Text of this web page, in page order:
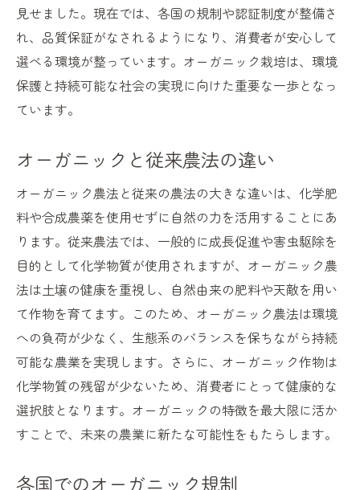
二酸化炭素排出削減効果
農薬による土壌汚染の防止
エネルギー効率の向上
リサイクルと廃棄物の削減
オーガニック栽培の効果を実感する時代へ
健康志向の高まりとオーガニックの需要
高品質へのこだわりと消費者の声
オーガニック食品の市場動向
生活の中でオーガニックを取り入れる方法
農家と消費者の新しい関係
オーガニックの未来を支えるテクノロジー
オーガニックが広げる地球に優しい農業の未来
持続可能な農業と地球環境の保護
国際的なオーガニック運動の広がり
オーガニック教育と次世代への伝承
地域経済とオーガニックの共生
未来の農地とオーガニックの役割
見せました。現在では、各国の規制や認証制度が整備さ
れ、品質保証がなされるようになり、消費者が安心して
選べる環境が整っています。オーガニック栽培は、環境
保護と持続可能な社会の実現に向けた重要な一歩となっ
ています。
オーガニックと従来農法の違い
オーガニック農法と従来の農法の大きな違いは、化学肥
料や合成農薬を使用せずに自然の力を活用することにあ
ります。従来農法では、一般的に成長促進や害虫駆除を
目的として化学物質が使用されますが、オーガニック農
法は土壌の健康を重視し、自然由来の肥料や天敵を用い
て作物を育てます。このため、オーガニック農法は環境
への負荷が少なく、生態系のバランスを保ちながら持続
可能な農業を実現します。さらに、オーガニック作物は
化学物質の残留が少ないため、消費者にとって健康的な
選択肢となります。オーガニックの特徴を最大限に活か
すことで、未来の農業に新たな可能性をもたらします。
各国でのオーガニック規制